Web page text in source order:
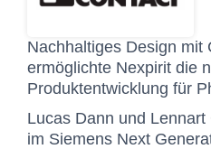
Nachhaltiges Design mit
ermöglichte Nexpirit die
Produktentwicklung für
Lucas Dann und
im Siemens Next